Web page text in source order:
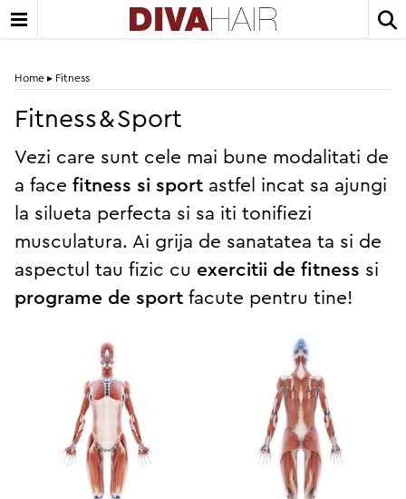
Home ▸ Fitness
Fitness & Sport
Vezi care sunt cele mai bune modalitati de
a face fitness si sport astfel incat sa ajungi
la silueta perfecta si sa iti tonifiezi
musculatura. Ai grija de sanatatea ta si de
aspectul tau fizic cu exercitii de fitness si
programe de sport facute pentru tine!